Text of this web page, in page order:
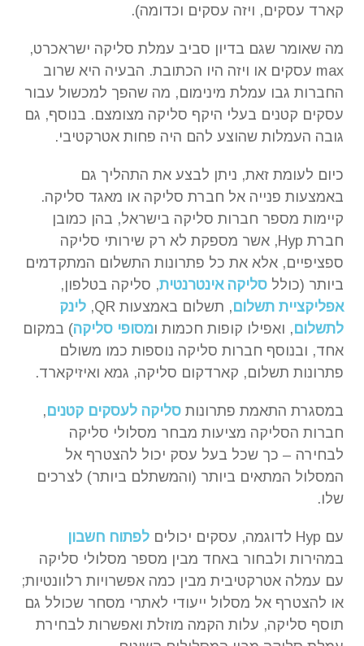
קארד עסקים, ויזה עסקים וכדומה).
מה שאומר שגם בדיון סביב עמלת סליקה ישראכרט,
max עסקים או ויזה היו הכתובת. הבעיה היא שרוב
החברות גבו עמלת מינימום, מה שהפך למכשול עבור
עסקים קטנים בעלי היקף סליקה מצומצם. בנוסף, גם
גובה העמלות שהוצע להם היה פחות אטרקטיבי.
כיום לעומת זאת, ניתן לבצע את התהליך גם
באמצעות פנייה אל חברת סליקה או מאגד סליקה.
קיימות מספר חברות סליקה בישראל, בהן כמובן
חברת Hyp, אשר מספקת לא רק שירותי סליקה
ספציפיים, אלא את כל פתרונות התשלום המתקדמים
ביותר (כולל סליקה אינטרנטית, סליקה בטלפון,
אפליקציית תשלום, תשלום באמצעות QR,
לינק
לתשלום, ואפילו קופות חכמות ומסופי סליקה) במקום
אחד, ובנוסף חברות סליקה נוספות כמו משולם
פתרונות תשלום, קארדקום סליקה, גמא ואיזיקארד.
במסגרת התאמת פתרונות סליקה לעסקים קטנים,
חברות הסליקה מציעות מבחר מסלולי סליקה
לבחירה – כך שכל בעל עסק יכול להצטרף אל
המסלול המתאים ביותר (והמשתלם ביותר) לצרכים
שלו.
עם Hyp לדוגמה, עסקים יכולים
לפתוח חשבון
במהירות ולבחור באחד מבין מספר מסלולי סליקה
עם עמלה אטרקטיבית מבין כמה אפשרויות רלוונטיות;
או להצטרף אל מסלול ייעודי לאתרי מסחר שכולל גם
תוסף סליקה, עלות הקמה מוזלת ואפשרות לבחירת